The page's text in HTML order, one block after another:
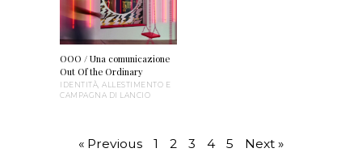
OOO / Una comunicazione
Out Of the Ordinary
IDENTITÀ, ALLESTIMENTO E
CAMPAGNA DI LANCIO
« Previous 1 2 3 4 5 Next »